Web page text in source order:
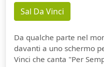
Sal Da Vinci
Da qualche parte nel
davanti a uno schermo
Vinci che canta "Per